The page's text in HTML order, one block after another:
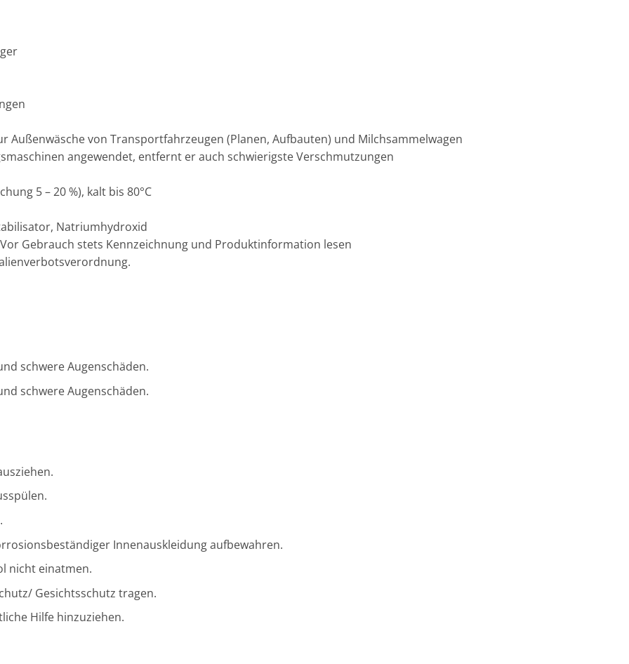
Außenwäsche von Transportfahrzeugen (Planen, Aufbauten) und Milchsammelwagen
angewendet, entfernt er auch schwierigste Verschmutzungen
5 – 20 %), kalt bis 80°C
Natriumhydroxid
Gebrauch stets Kennzeichnung und Produktinformation lesen
schwere Augenschäden.
schwere Augenschäden.
Innenauskleidung aufbewahren.
nicht einatmen.
Gesichtsschutz tragen.
Hilfe hinzuziehen.